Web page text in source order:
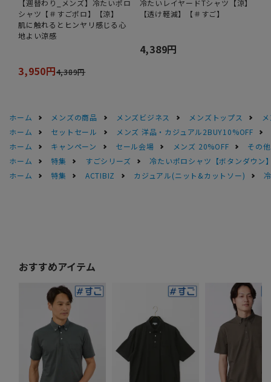
【週替わり_メンズ】冷たいポロ
シャツ【＃すごポロ】【涼】
肌に触れるとヒンヤリ感じる心
地よい涼感
3,950円4,389円
冷たいレイヤードTシャツ【涼】
【透け軽減】【＃すご】
4,389円
ホーム メンズの商品 メンズビジネス メンズトップス
ホーム
セットセール
メンズ 洋品・カジュアル2BUY10%OFF
ホーム
キャンペーン セール会場 メンズ 20%OFF
その
ホーム
特集 すごシリーズ
冷たいポロシャツ【ボタンダウン
ホーム
特集 ACTIBIZ カジュアル(ニット&カットソー)